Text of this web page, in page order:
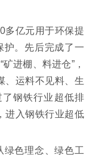
多亿元用于环保提
护。先后完成了一
进棚、料进仓”，
、运料不见料、生
了钢铁行业超低排
进入钢铁行业超低
绿色理念、绿色工